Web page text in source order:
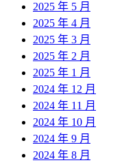
2025 年 5 月
2025 年 4 月
2025 年 3 月
2025 年 2 月
2025 年 1 月
2024 年 12 月
2024 年 11 月
2024 年 10 月
2024 年 9 月
2024 年 8 月